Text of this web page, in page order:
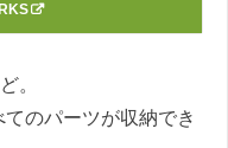
。
のパーツが収納でき